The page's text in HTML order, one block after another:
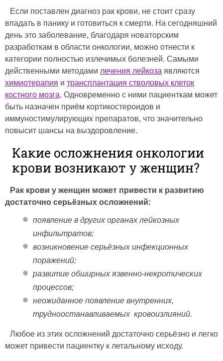
Если поставлен диагноз рак крови, не стоит сразу
впадать в панику и готовиться к смерти. На сегодняшний
день это заболевание, благодаря новаторским
разработкам в области онкологии, можно отнести к
категории полностью излечимых болезней. Самыми
действенными методами лечения лейкоза являются
химиотерапия и трансплантация стволовых клеток
костного мозга. Одновременно с ними пациенткам может
быть назначен приём кортикостероидов и
иммуностимулирующих препаратов, что значительно
повысит шансы на выздоровление.
Какие осложнения онкологии
крови возникают у женщин?
Рак крови у женщин может привести к развитию
достаточно серьёзных осложнений:
появление в других органах лейкозных
инфильтратов;
возникновение серьёзных инфекционных
поражений;
развитие обширных язвенно-некротических
процессов;
неожиданное появление внутренних,
трудноостанавливаемых кровоизлияний.
Любое из этих осложнений достаточно серьёзно и легко
может привести пациентку к летальному исходу.